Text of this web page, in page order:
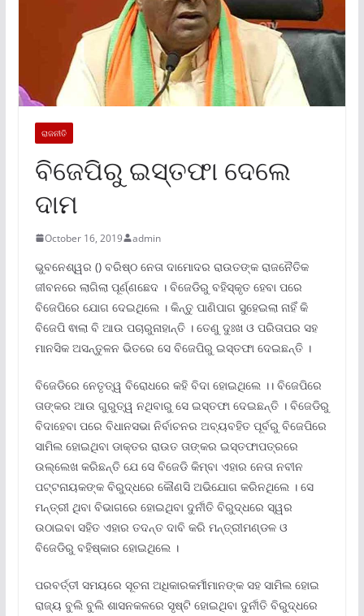
ରାଜନୀତି
ବିଜେପିରୁ ଇସ୍ତଫା ଦେଲେ
ଦାମ
October 16, 2019 admin
ଭୁବନେଶ୍ୱର () ବରିଷ୍ଠ ନେତା ଦାମୋଦର ରାଉତଙ୍କ ରାଜନୈତିକ
ଜୀବନରେ ଲାଗିଲା ପୂର୍ଣ୍ଣଛେଦ । ବିଜେଡିରୁ ବହିସ୍କୃତ ହେବା ପରେ
ବିଜେପିରେ ଯୋଗ ଦେଇଥିଲେ । କିନ୍ତୁ ପାଣିପାଗ ସୁହେଇଲା ନାହିଁ କି
ବିଜେପି ଵାଲା ବି ଆଉ ପଚାରୁନାହାନ୍ତି । ତେଣୁ ଦୁଃଖ ଓ ପରିତାପର ସହ
ମାନସିକ ଅସନ୍ତୁଳନ ଭିତରେ ସେ ବିଜେପିରୁ ଇସ୍ତଫା ଦେଇଛନ୍ତି ।
ବିଜେଡିରେ ନେତୃତ୍ୱ ବିରୋଧରେ କହି ବିଦା ହୋଇଥିଲେ ।। ବିଜେପିରେ
ତାଙ୍କର ଆଉ ଗୁରୁତ୍ୱ ନଥିବାରୁ ସେ ଇସ୍ତଫା ଦେଇଛନ୍ତି । ବିଜେଡିରୁ
ବିଦାହେବା ପରେ ବିଧାନସଭା ନିର୍ବାଚନର ଅବ୍ୟବହିତ ପୂର୍ବରୁ ବିଜେପିରେ
ସାମିଲ ହୋଇଥିବା ଡାକ୍ତର ରାଉତ ତାଙ୍କର ଇସ୍ତଫାପତ୍ରରେ
ଉଲ୍ଲେଖ କରିଛନ୍ତି ଯେ ସେ ବିଜେଡି କିମ୍ବା ଏହାର ନେତା ନବୀନ
ପଟ୍ଟନାୟକଙ୍କ ବିରୁଦ୍ଧରେ କୌଣସି ଅଭିଯୋଗ କରିନଥିଲେ । ସେ
ମନ୍ତ୍ରୀ ଥିବା ବିଭାଗରେ ହୋଇଥିବା ଦୁର୍ନୀତି ବିରୁଦ୍ଧରେ ସ୍ୱର
ଉଠାଇବା ସହିତ ଏହାର ତଦନ୍ତ ଦାବି କରି ମନ୍ତ୍ରୀମଣ୍ଡଳ ଓ
ବିଜେଡିରୁ ବହିଷ୍କାର ହୋଇଥିଲେ ।
ପରବର୍ତ୍ତୀ ସମୟରେ ସୂଚନା ଅଧିକାରକର୍ମୀମାନଙ୍କ ସହ ସାମିଲ ହୋଇ
ରାଜ୍ୟ ବୁଲି ବୁଲି ଶାସନକଳରେ ସୃଷ୍ଟି ହୋଇଥିବା ଦୁର୍ନୀତି ବିରୁଦ୍ଧରେ